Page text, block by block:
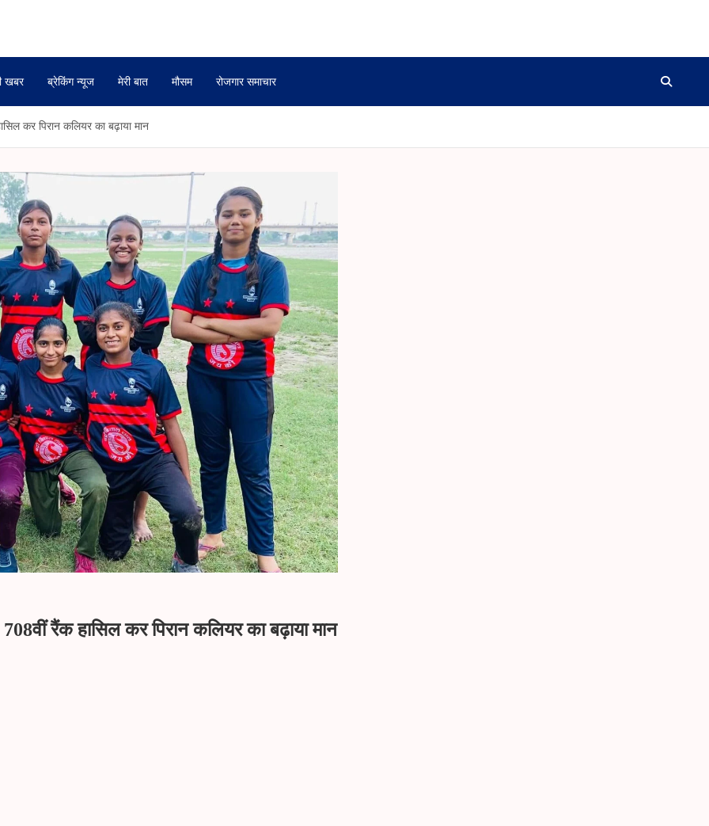
खबर ब्रेकिंग न्यूज मेरी बात मौसम रोजगार समाचार
कर पिरान कलियर का बढ़ाया मान
रैंक हासिल कर पिरान कलियर का बढ़ाया मान